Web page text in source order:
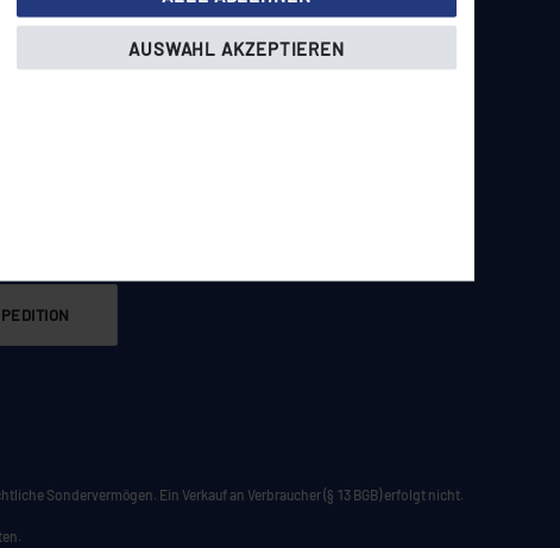
werden
Sondervermögen. Ein Verkauf an Verbraucher (§ 13 BGB) erfolgt nicht.
AUSWAHL AKZEPTIEREN